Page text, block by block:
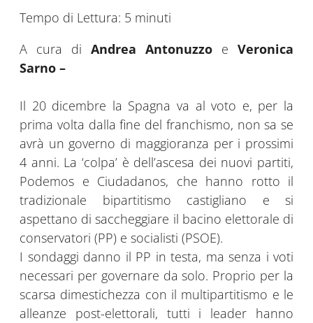
Tempo di Lettura: 5 minuti
A cura di Andrea Antonuzzo e Veronica
Sarno –
Il 20 dicembre la Spagna va al voto e, per la
prima volta dalla fine del franchismo, non sa se
avrà un governo di maggioranza per i prossimi
4 anni. La ‘colpa’ è dell’ascesa dei nuovi partiti,
Podemos e Ciudadanos, che hanno rotto il
tradizionale bipartitismo castigliano e si
aspettano di saccheggiare il bacino elettorale di
conservatori (PP) e socialisti (PSOE).
I sondaggi danno il PP in testa, ma senza i voti
necessari per governare da solo. Proprio per la
scarsa dimestichezza con il multipartitismo e le
alleanze post-elettorali, tutti i leader hanno